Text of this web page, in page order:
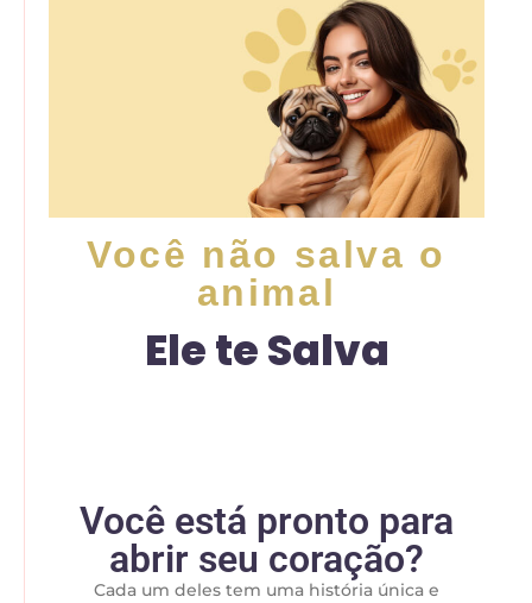
Você não salva o
animal
Ele te Salva
Você está pronto para
abrir seu coração?
Cada um deles tem uma história única e